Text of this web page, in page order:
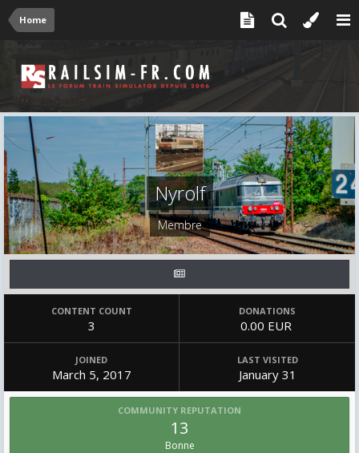
Home
Nyrolf
Membre
CONTENT COUNT
3
DONATIONS
0.00 EUR
JOINED
March 5, 2017
LAST VISITED
January 31
COMMUNITY REPUTATION
13
Bonne